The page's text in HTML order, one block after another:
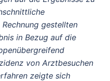
gestellten
in Bezug auf die
von Arztbesuchen
zeigte sich